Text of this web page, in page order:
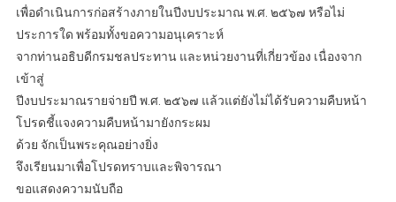
เพื่อดำเนินการก่อสร้างภายในปีงบประมาณ พ.ศ. ๒๕๖๗ หรือไม่
ประการใด พร้อมทั้งขอความอนุเคราะห์
จากท่านอธิบดีกรมชลประทาน และหน่วยงานที่เกี่ยวข้อง เนื่องจาก
เข้าสู่
ปีงบประมาณรายจ่ายปี พ.ศ. ๒๕๖๗ แล้วแต่ยังไม่ได้รับความคืบหน้า
โปรดชี้แจงความคืบหน้ามายังกระผม
ด้วย จักเป็นพระคุณอย่างยิ่ง
จึงเรียนมาเพื่อโปรดทราบและพิจารณา
ขอแสดงความนับถือ